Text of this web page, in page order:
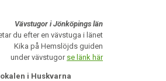
Vävstugor i Jönköpings län
du efter en vävstuga i länet
Kika på Hemslöjds guiden
under vävstugor se länk här
i Huskvarna